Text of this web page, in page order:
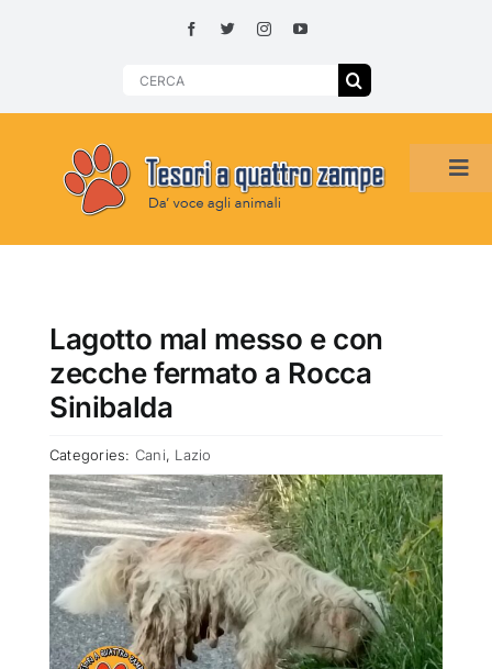
Search
HOME
SMARRITI O DA ADOTTARE
ADOTTATI O RITROVATI
ATTUALITÀ
VIDEO
Lagotto mal messo e con
zecche fermato a Rocca
Sinibalda
Categories: Cani, Lazio